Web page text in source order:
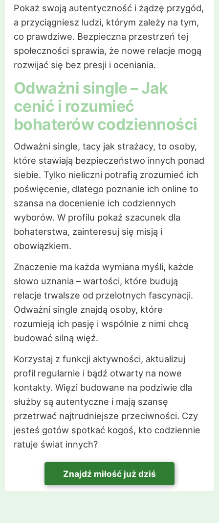
Pokaż swoją autentyczność i żądzę przygód,
a przyciągniesz ludzi, którym zależy na tym,
co prawdziwe. Bezpieczna przestrzeń tej
społeczności sprawia, że nowe relacje mogą
rozwijać się bez presji i oceniania.
Odważni single – Jak
cenić i rozumieć
bohaterów codzienności
Odważni single, tacy jak strażacy, to osoby,
które stawiają bezpieczeństwo innych ponad
siebie. Tylko nieliczni potrafią zrozumieć ich
poświęcenie, dlatego poznanie ich online to
szansa na docenienie ich codziennych
wyborów. W profilu pokaż szacunek dla
bohaterstwa, zainteresuj się misją i
obowiązkiem.
Znaczenie ma każda wymiana myśli, każde
słowo uznania – wartości, które budują
relacje trwalsze od przelotnych fascynacji.
Odważni single znajdą osoby, które
rozumieją ich pasję i wspólnie z nimi chcą
budować silną więź.
Korzystaj z funkcji aktywności, aktualizuj
profil regularnie i bądź otwarty na nowe
kontakty. Więzi budowane na podziwie dla
służby są autentyczne i mają szansę
przetrwać najtrudniejsze przeciwności. Czy
jesteś gotów spotkać kogoś, kto codziennie
ratuje świat innych?
Znajdź miłość już dziś